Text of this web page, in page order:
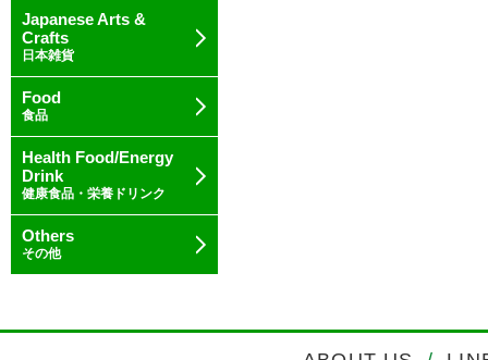
Japanese Arts &
Crafts
日本雑貨
Food
食品
Health Food/Energy
Drink
健康食品・栄養ドリンク
Others
その他